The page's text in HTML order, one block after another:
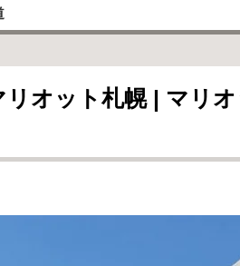
オット札幌 | マリ